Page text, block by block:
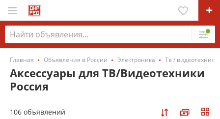
Главная Объявления в России Электроника Тв / видеотехника
Аксессуары для ТВ/Видеотехники
Россия
106 объявлений